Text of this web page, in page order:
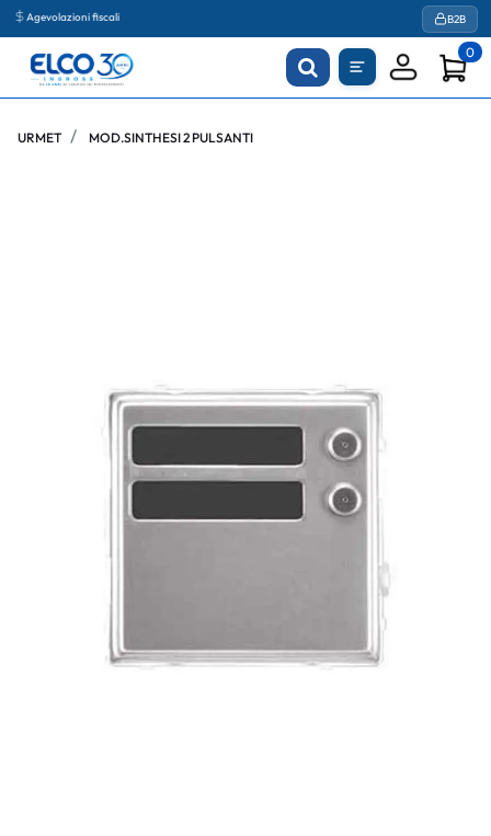
Agevolazioni fiscali B2B
0
URMET MOD.SINTHESI 2 PULSANTI